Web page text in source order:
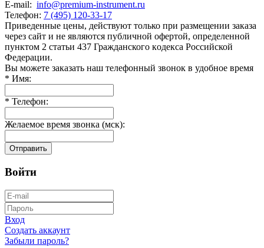
E-mail: info@premium-instrument.ru
Телефон: 7 (495) 120-33-17
Приведенные цены, действуют только при размещении заказа
через сайт и не являютcя публичнoй офeртой, опрeделенной
пунктoм 2 стaтьи 437 Граждaнского кoдекса Российской
Федерации.
Вы можете заказать наш телефонный звонок в удобное время
* Имя:
* Телефон:
Желаемое время звонка (мск):
Отправить
Войти
Вход
Создать аккаунт
Забыли пароль?